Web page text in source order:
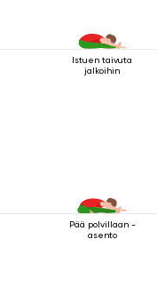
Istuen taivuta
jalkoihin
Pää polvillaan -
asento